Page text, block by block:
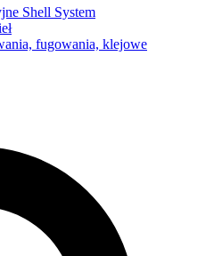
Shell System
fugowania, klejowe